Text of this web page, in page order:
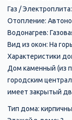
Газ / Электроплита:
Отопление:
Водонагрев:
Вид из окон: На
Характеристики
Дом каменный (из
городским
имеет закрытый
Тип дома: